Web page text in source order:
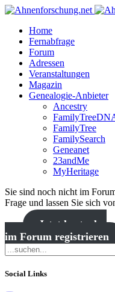
Home
Fernabfrage
Forum
Adressen
Veranstaltungen
Magazin
Genealogie-Anbieter
Ancestry
FamilyTree
FamilySearch
Geneanet
23andMe
MyHeritage
Sie sind noch nicht im
Frage und lassen Sie sich
Jetzt kostenlos
im Forum registrieren
Social Links